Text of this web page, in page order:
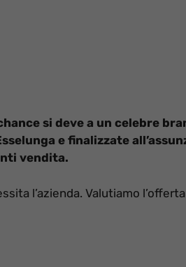
si deve a un celebre
e finalizzate
vendita.
l’azienda. Valutiamo